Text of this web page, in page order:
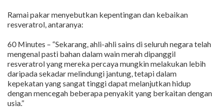
Ramai pakar menyebutkan kepentingan dan kebaikan
resveratrol, antaranya:
60 Minutes – “Sekarang, ahli-ahli sains di seluruh negara telah
mengenal pasti bahan dalam wain merah dipanggil
resveratrol yang mereka percaya mungkin melakukan lebih
daripada sekadar melindungi jantung, tetapi dalam
kepekatan yang sangat tinggi dapat melanjutkan hidup
dengan mencegah beberapa penyakit yang berkaitan dengan
usia.”